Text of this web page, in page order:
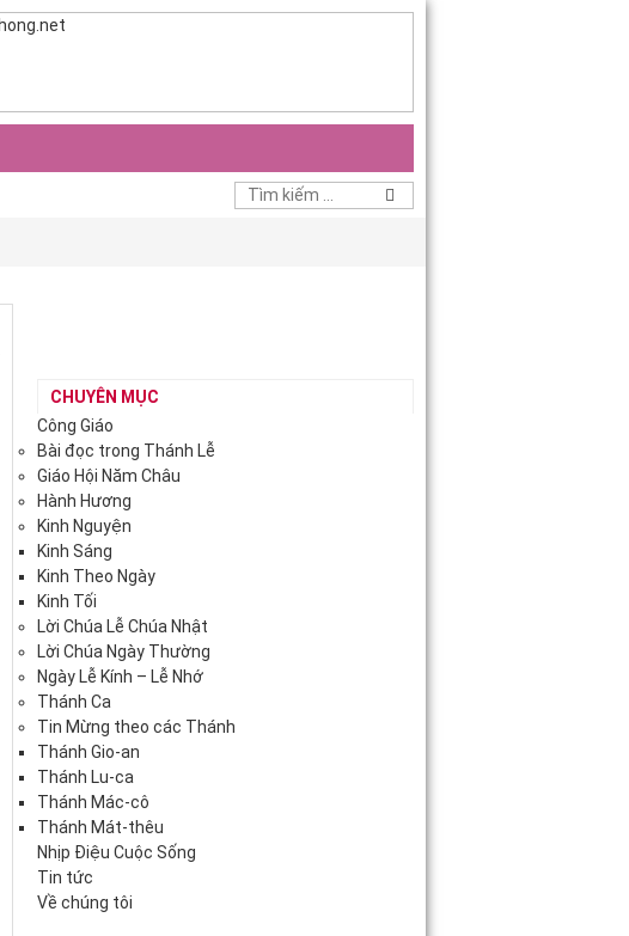
CHUYÊN MỤC
Công Giáo
Bài đọc trong Thánh Lễ
Giáo Hội Năm Châu
Hành Hương
Kinh Nguyện
Kinh Sáng
Kinh Theo Ngày
Kinh Tối
Lời Chúa Lễ Chúa Nhật
Lời Chúa Ngày Thường
Ngày Lễ Kính – Lễ Nhớ
Thánh Ca
Tin Mừng theo các Thánh
Thánh Gio-an
Thánh Lu-ca
Thánh Mác-cô
Thánh Mát-thêu
Nhịp Điệu Cuộc Sống
Tin tức
Về chúng tôi